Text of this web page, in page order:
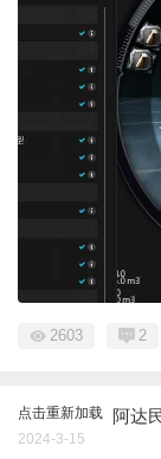
2603 2
点击重新加载 阿达
2024-3-15